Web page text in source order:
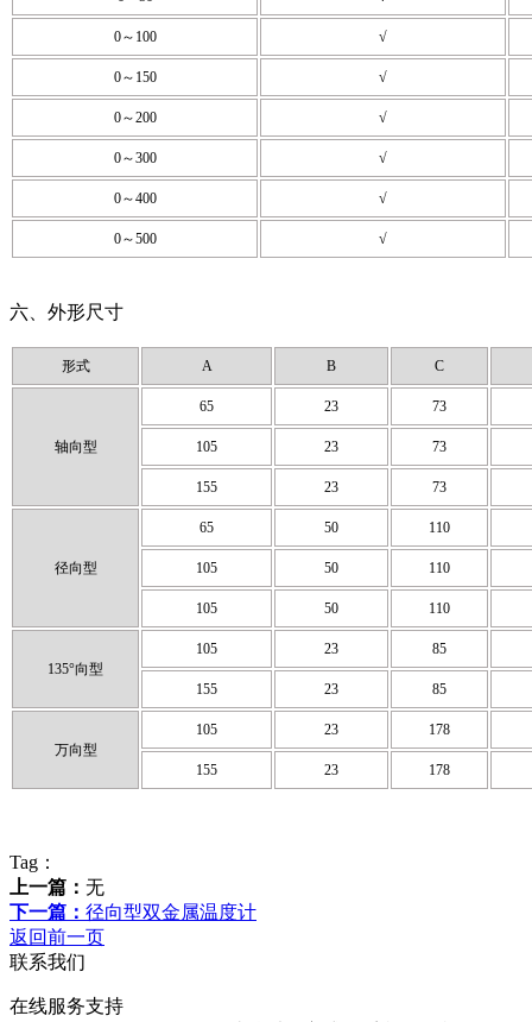
0～100 √
0～150 √
0～200 √
0～300 √
0～400 √
0～500 √
六、外形尺寸
形式 A B C
轴向型
65 23 73
105 23 73
155 23 73
径向型
65 50 110
105 50 110
105 50 110
135°向型
105 23 85
155 23 85
万向型
105 23 178
155 23 178
Tag：
上一篇： 无
下一篇： 径向型双金属温度计
返回前一页
联系我们
在线服务支持